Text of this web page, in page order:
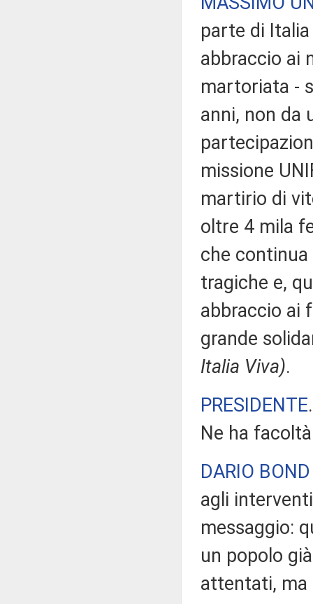
parte di
abbraccio ai
martoriata -
anni, non da
missione
martirio di
oltre 4 mila
che
tragiche e,
abbraccio ai
grande
Italia Viva).
PRESIDENTE
Ne ha
DARIO BOND
agli
messaggio:
un popolo
attentati, ma